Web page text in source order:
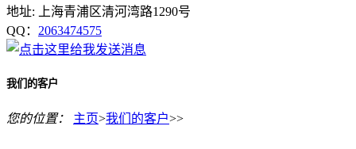
地址: 上海青浦区清河湾路1290号
QQ： 2063474575
我们的客户
您的位置： 主页>我们的客户>>